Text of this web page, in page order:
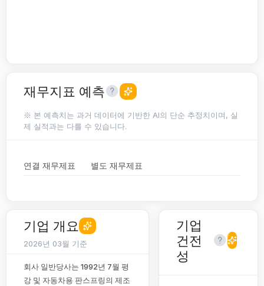
재무지표 예측
※ 본 예측치는 과거 데이터에 기반한 AI의 단순 추정치이며, 실
제 실적과는 다를 수 있습니다.
연결 재무제표 별도 재무제표
기업 개요
2026년 03월 기준
회사 일반당사는 1992년 7월 평
강 및 자동차용 판스프링의 제조
기업
건전
성